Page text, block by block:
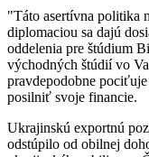
"Táto asertívna politika
diplomaciou sa dajú
oddelenia pre štúdium
východných štúdií vo
pravdepodobne
posilniť svoje financie.
Ukrajinskú exportnú
odstúpilo od obilnej